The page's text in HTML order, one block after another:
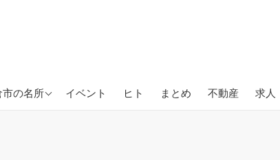
市の名所
市の公園 イベント ヒト まとめ 不動産 求人